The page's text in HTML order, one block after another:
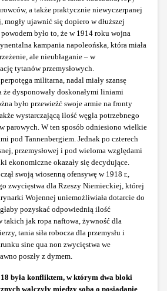
a także praktycznie niewyczerpanej
mogły ujawnić się dopiero w dłuższej
było to, że w 1914 roku wojna
kampania napoleońska, która miała
ale nieubłaganie – w
tytanów przemysłowych.
militarna, nadal miały szansę
że dysponowały doskonałymi liniami
było przewieźć swoje armie na fronty
wystarczającą ilość węgla potrzebnego
parowych. W ten sposób odniesiono wielkie
pod Tannenbergiem. Jednak po czterech
przemysłowej i pod wieloma względami
ekonomiczne okazały się decydujące.
swoją wiosenną ofensywę w 1918 r.,
zwycięstwa dla Rzeszy Niemieckiej, której
Wojennej uniemożliwiała dotarcie do
pozyskać odpowiednią ilość
takich jak ropa naftowa, żywność dla
tania siła robocza dla przemysłu i
sine qua non zwycięstwa we
poszły z dymem.
była konfliktem, w którym dwa bloki
walczyły między sobą o posiadanie